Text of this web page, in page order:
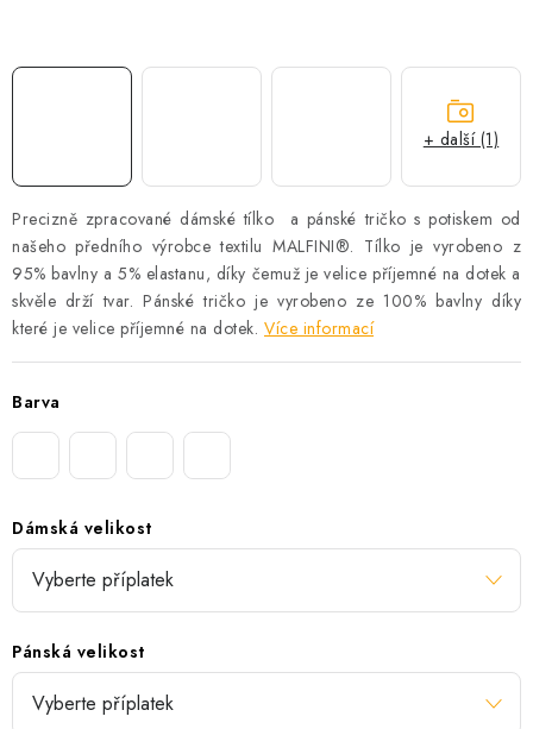
Precizně zpracované dámské tílko a pánské tričko s potiskem od
našeho předního výrobce textiluMALFINI®. Tílko je vyrobeno z
95% bavlny a 5% elastanu, díky čemuž je velice příjemné na dotek a
skvěle drží tvar. Pánské tričko je vyrobeno ze 100% bavlny díky
které je velice příjemné na dotek. Více informací
Barva
Dámská velikost
Pánská velikost
+ další (1)